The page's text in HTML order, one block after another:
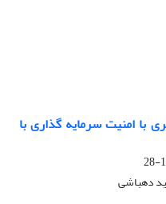
با امنیت سرمایه گذاری با
دهباشی